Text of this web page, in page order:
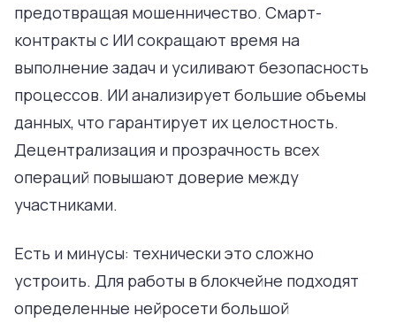
предотвращая мошенничество. Смарт-
контракты с ИИ сокращают время на
выполнение задач и усиливают безопасность
процессов. ИИ анализирует большие объемы
данных, что гарантирует их целостность.
Децентрализация и прозрачность всех
операций повышают доверие между
участниками.
Есть и минусы: технически это сложно
устроить. Для работы в блокчейне подходят
определенные нейросети большой